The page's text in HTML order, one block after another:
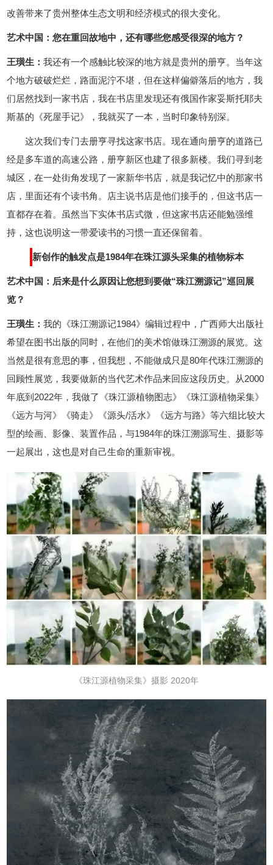
改善带来了贵州整体生态文明和经济模式的很大变化。
艺术中国：您在重回故地中，还有哪些您感受很深的地方？
王璜生：我还有一个感触比较深的地方就是贵州的册亨。当年这
个地方破破烂烂，路面泥泞不堪，但在这样偏僻落后的地方，我
们居然找到一家书店，我在书店里发现还有俄国作家妥斯托耶夫
斯基的《死屋手记》，我就买了一本，当时印象特别深。
这次我们专门去册亨寻找这家书店。现在通向册亨的道路已
经是多车道的高速公路，册亨新区也建了很多新楼。我们寻到老
城区，在一处街角发现了一家新华书店，就是我记忆中的那家书
店，里面还有个读书角。店主说书店是他们接手的，但这书店一
直都存在着。虽然当下实体书店式微，但这家书店还能勉强维
持，这也说明这一带爱读书的习惯一直还保留着。
新创作的触发点是1984年在珠江源头采集的植物标本
艺术中国：后来是什么原因让您想到要做“珠江溯源记”巡回展
览？
王璜生：我的《珠江溯源记1984》编辑过程中，广西师大出版社
希望在图书出版的同时，在他们的美术馆做珠江溯源的展览。这
当然是很有意思的事，但我想，不能做成只是80年代珠江溯源的
回顾性展览，我要做新的当代艺术作品来回应这段历史。从2000
年底到2022年，我做了《珠江源植物图志》《珠江源植物采集》
《远方与河》《骑走》《源头/活水》《远方与路》等六组比较大
型的绘画、影像、装置作品，与1984年的珠江溯源写生、摄影等
一起展出，这也是对自己生命的重新审视。
《珠江源植物采集》摄影 2020年